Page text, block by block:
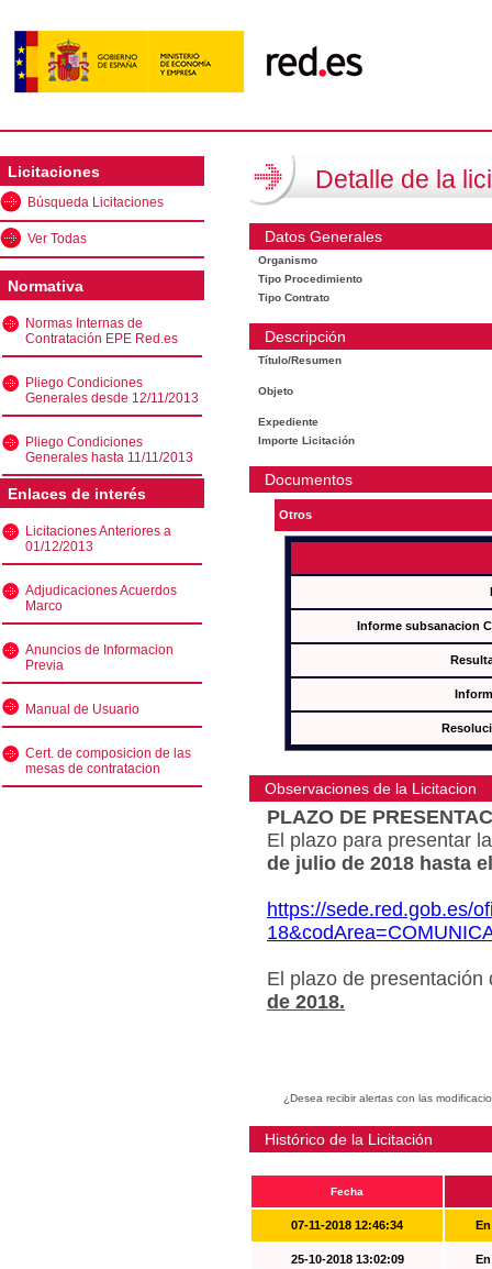
Licitaciones
Búsqueda Licitaciones
Ver Todas
Normativa
Normas Internas de
Contratación EPE Red.es
Pliego Condiciones
Generales desde 12/11/2013
Pliego Condiciones
Generales hasta 11/11/2013
Enlaces de interés
Licitaciones Anteriores a
01/12/2013
Adjudicaciones Acuerdos
Marco
Anuncios de Informacion
Previa
Manual de Usuario
Cert. de composicion de las
mesas de contratacion
Detalle de la
Datos Generales
Organismo
Tipo Procedimiento
Tipo Contrato
Descripción
Título/Resumen
Objeto
Expediente
Importe Licitación
Documentos
Otros
Informe subsanacion
Observaciones de la Licitacion
PLAZO DE
El plazo para presentar
de julio de 2018 hasta
https://sede.red.gob.es/
El plazo de
de 2018.
¿Desea recibir alertas con las
Histórico de la Licitación
Fecha
07-11-2018 12:46:34
25-10-2018 13:02:09